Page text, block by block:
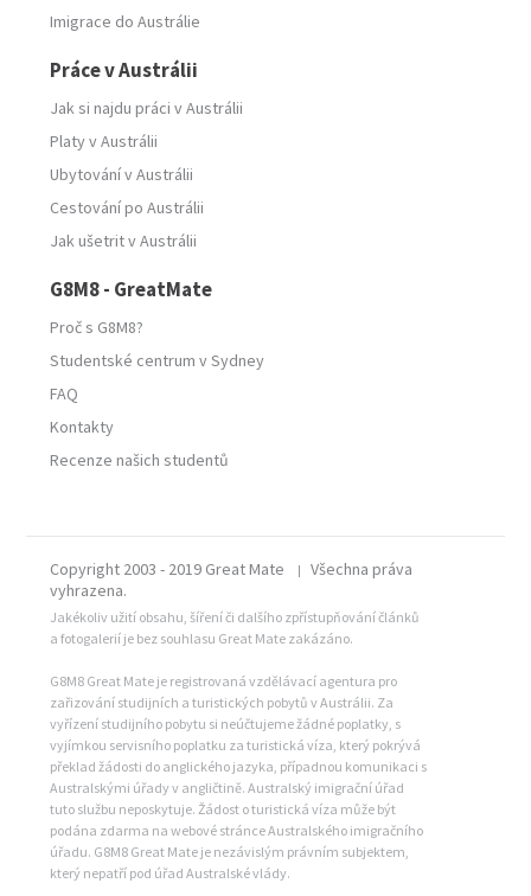
Imigrace do Austrálie
Práce v Austrálii
Jak si najdu práci v Austrálii
Platy v Austrálii
Ubytování v Austrálii
Cestování po Austrálii
Jak ušetrit v Austrálii
G8M8 - GreatMate
Proč s G8M8?
Studentské centrum v Sydney
FAQ
Kontakty
Recenze našich studentů
Copyright 2003 - 2019 Great Mate |
Všechna práva
vyhrazena.
Jakékoliv užití obsahu, šíření či dalšího zpřístupňování článků
a fotogalerií je bez souhlasu Great Mate zakázáno.
G8M8 Great Mate je registrovaná vzdělávací agentura pro
zařizování studijních a turistických pobytů v Austrálii. Za
vyřízení studijního pobytu si neúčtujeme žádné poplatky, s
vyjímkou servisního poplatku za turistická víza, který pokrývá
překlad žádosti do anglického jazyka, případnou komunikaci s
Australskými úřady v angličtině. Australský imigrační úřad
tuto službu neposkytuje. Žádost o turistická víza může být
podána zdarma na webové stránce Australského imigračního
úřadu. G8M8 Great Mate je nezávislým právním subjektem,
který nepatří pod úřad Australské vlády.